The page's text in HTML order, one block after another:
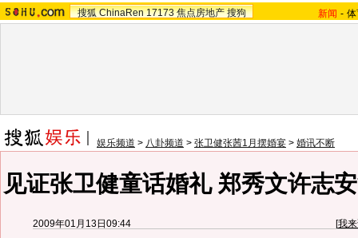
搜狐 ChinaRen 17173 焦点房地产 搜狗 新闻 -
娱乐频道 > 八卦频道 > 张卫健张茜1月摆婚宴 > 婚讯不断
见证张卫健童话婚礼 郑秀文许志
2009年01月13日09:44 [我